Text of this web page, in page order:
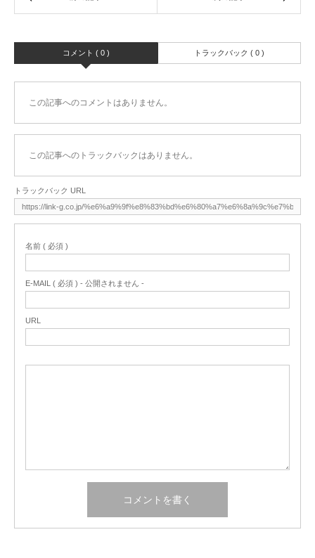
コメント ( 0 ) トラックバック ( 0 )
この記事へのコメントはありません。
この記事へのトラックバックはありません。
トラックバック URL
名前 ( 必須 )
E-MAIL ( 必須 ) - 公開されません -
URL